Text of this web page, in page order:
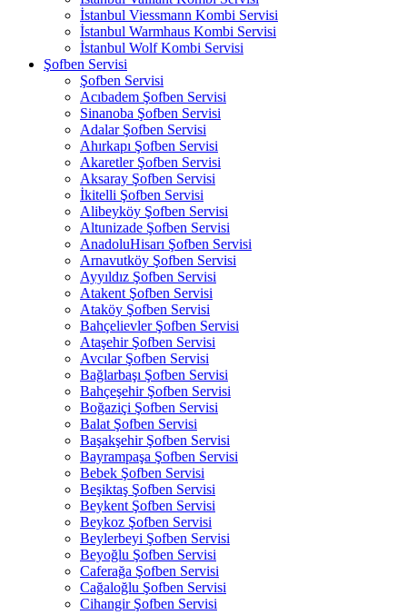
İstanbul Viessmann Kombi Servisi
İstanbul Warmhaus Kombi Servisi
İstanbul Wolf Kombi Servisi
Şofben Servisi
Şofben Servisi
Acıbadem Şofben Servisi
Sinanoba Şofben Servisi
Adalar Şofben Servisi
Ahırkapı Şofben Servisi
Akaretler Şofben Servisi
Aksaray Şofben Servisi
İkitelli Şofben Servisi
Alibeyköy Şofben Servisi
Altunizade Şofben Servisi
AnadoluHisarı Şofben Servisi
Arnavutköy Şofben Servisi
Ayyıldız Şofben Servisi
Atakent Şofben Servisi
Ataköy Şofben Servisi
Bahçelievler Şofben Servisi
Ataşehir Şofben Servisi
Avcılar Şofben Servisi
Bağlarbaşı Şofben Servisi
Bahçeşehir Şofben Servisi
Boğaziçi Şofben Servisi
Balat Şofben Servisi
Başakşehir Şofben Servisi
Bayrampaşa Şofben Servisi
Bebek Şofben Servisi
Beşiktaş Şofben Servisi
Beykent Şofben Servisi
Beykoz Şofben Servisi
Beylerbeyi Şofben Servisi
Beyoğlu Şofben Servisi
Caferağa Şofben Servisi
Cağaloğlu Şofben Servisi
Cihangir Şofben Servisi